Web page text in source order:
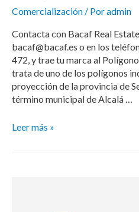
Comercialización / Poradmin
Contacta con Bacaf Real
bacaf@bacaf.es o en los
472, y trae tu marca al
trata de uno de los polígonos
proyección de la provincia de
término municipal de Alcalá …
Leer más »